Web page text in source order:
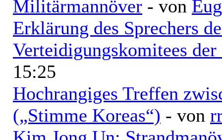
Militärmannöver - von
Erklärung des Sprechers
Verteidigungskomitees
15:25
Hochrangiges Treffen
(„Stimme Koreas“) - von